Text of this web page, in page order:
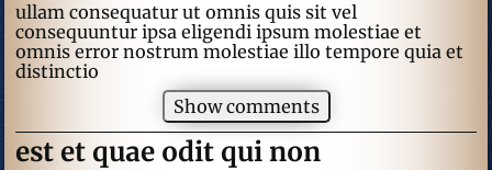
ullam consequatur ut omnis quis sit vel
consequuntur ipsa eligendi ipsum molestiae et
omnis error nostrum molestiae illo tempore quia et
distinctio
Show comments
est et quae odit qui non